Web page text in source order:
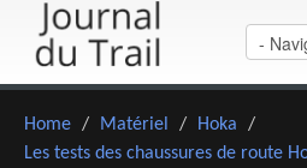
Home / Matériel / Hoka
/
Les tests des chaussures de route